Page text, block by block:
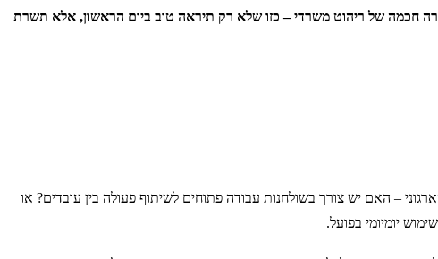
חכמה של ריהוט משרדי – כזו שלא רק תיראה טוב ביום הראשון, אלא תשרת
– האם יש צורך בשולחנות עבודה פתוחים לשיתוף פעולה בין עובדים? או
יומיומי בפועל.